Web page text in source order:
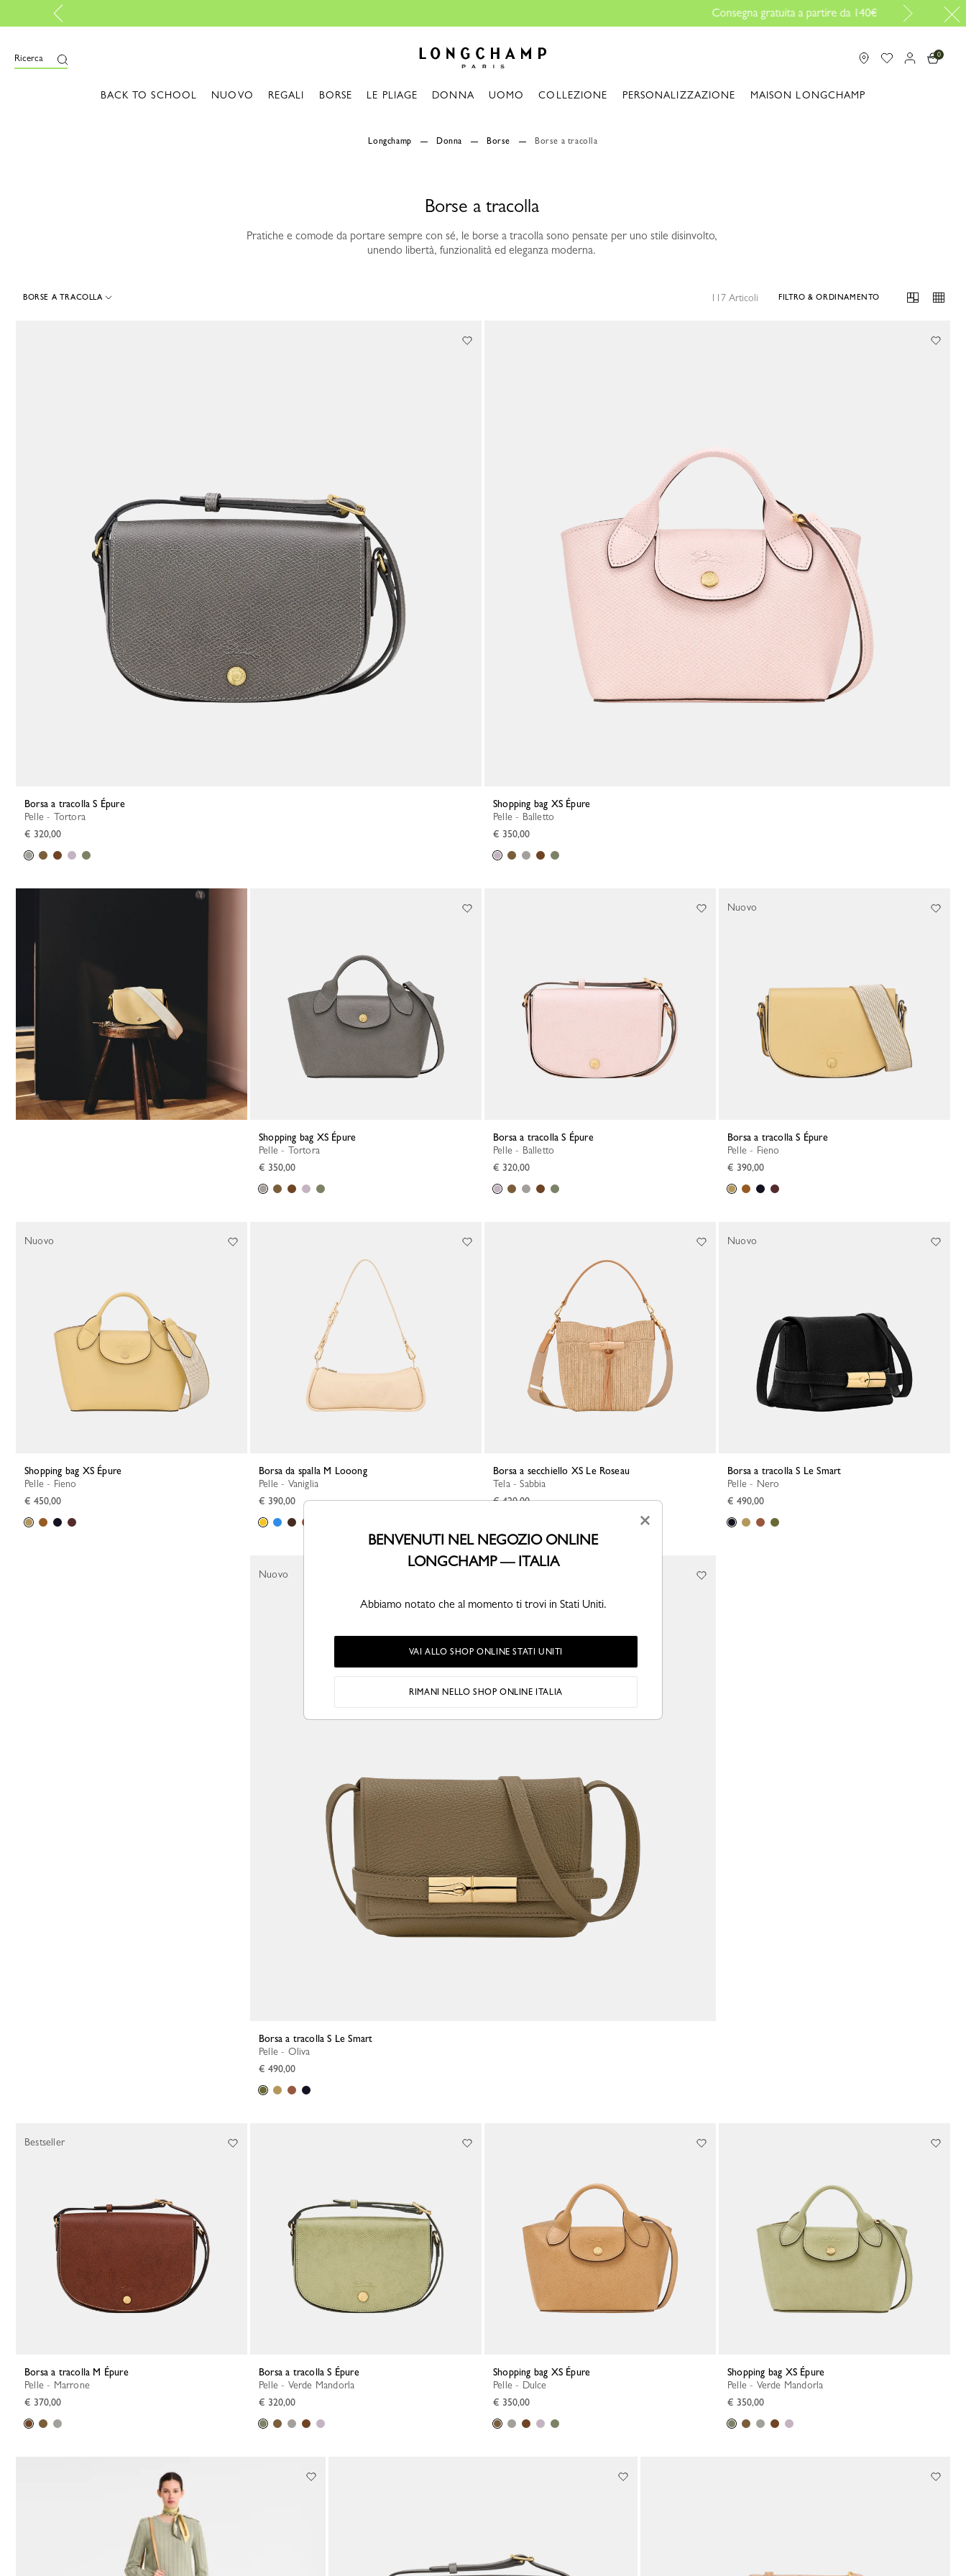
Ricerca 0
BACK TO SCHOOL NUOVO REGALI BORSE LE PLIAGE DONNA UOMO COLLEZIONE PERSONALIZZAZIONE MAISON LONGCHAMP
Longchamp Donna Borse Borse a tracolla
Borse a tracolla
Pratiche e comode da portare sempre con sé, le borse a tracolla sono pensate per uno stile disinvolto,
unendo libertà, funzionalità ed eleganza moderna.
BORSE A TRACOLLA 117 Articoli FILTRO & ORDINAMENTO
Borsa a tracolla S Épure
Pelle - Tortora
€ 320,00
Shopping bag XS Épure
Pelle - Balletto
€ 350,00
Shopping bag XS Épure
Pelle - Tortora
€ 350,00
Borsa a tracolla S Épure
Pelle - Balletto
€ 320,00
Borsa a tracolla S Épure
Pelle - Fieno
€ 390,00
Nuovo
Shopping bag XS Épure
Pelle - Fieno
€ 450,00
Nuovo
Borsa da spalla M Looong
Pelle - Vaniglia
€ 390,00
Borsa a secchiello XS Le Roseau
Tela - Sabbia
€ 420,00
Borsa a tracolla S Le Smart
Pelle - Nero
€ 490,00
Nuovo
Borsa a tracolla S Le Smart
Pelle - Oliva
€ 490,00
Nuovo
Borsa a tracolla M Épure
Pelle - Marrone
€ 370,00
Bestseller
Borsa a tracolla S Épure
Pelle - Verde Mandorla
€ 320,00
Shopping bag XS Épure
Pelle - Dulce
€ 350,00
Shopping bag XS Épure
Pelle - Verde Mandorla
€ 350,00
×
BENVENUTI NEL NEGOZIO ONLINE
LONGCHAMP — ITALIA
Abbiamo notato che al momento ti trovi in Stati Uniti.
VAI ALLO SHOP ONLINE STATI UNITI
RIMANI NELLO SHOP ONLINE ITALIA